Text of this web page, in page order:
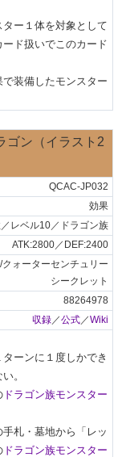
ー１体を対象として
ド扱いでこのカード
装備したモンスター
ゴン（イラスト2
QCAC-JP032
効果
レベル10／ドラゴン族
ATK:2800／DEF:2400
ォーターセンチュリー
シークレット
88264978
収録／公式／Wiki
ーンに１度しかでき
。
ドラゴン族モンスター
札・墓地から「レッ
ドラゴン族モンスター